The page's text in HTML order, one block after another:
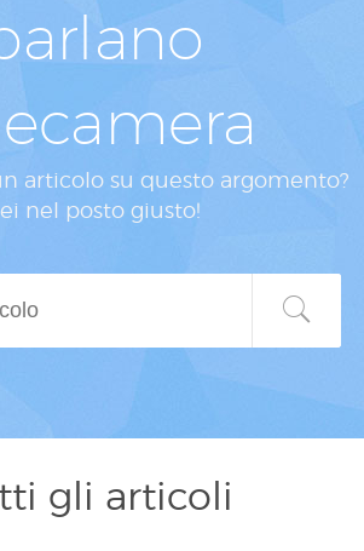
articolo su questo argomento?
nel posto giusto!
gli articoli